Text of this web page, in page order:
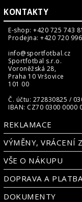
KONTAKTY
E-shop: +420 725 743
Prodejna: +420 720 996
info@sportfotbal.cz
Sportfotbal s.r.o.
Voroněžská 28,
Praha 10 Vršovice
101 00
Č. účtu: 272830825 /
IBAN: CZ70 0300 0000
REKLAMACE
VÝMĚNY, VRÁCENÍ
VŠE O NÁKUPU
DOPRAVA A PLATBA
DOKUMENTY